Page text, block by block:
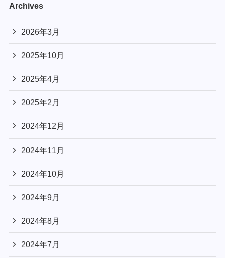
Archives
2026年3月
2025年10月
2025年4月
2025年2月
2024年12月
2024年11月
2024年10月
2024年9月
2024年8月
2024年7月